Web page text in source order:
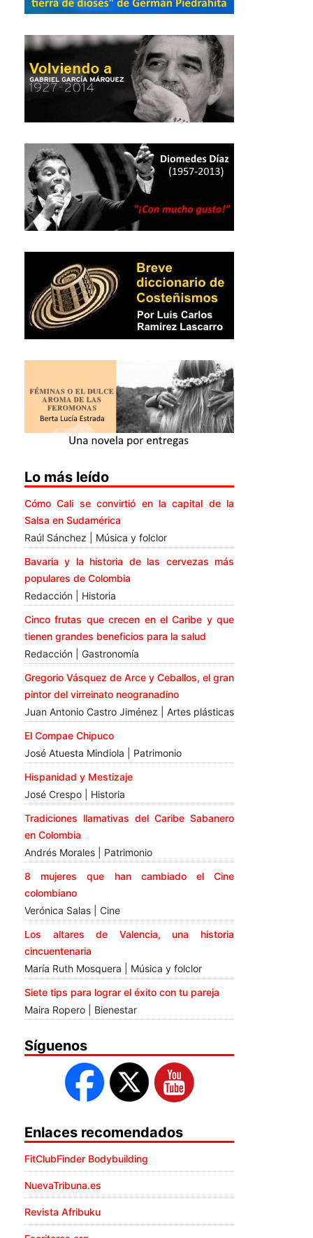
Lo más leído
Cómo Cali se convirtió en la capital de la
Salsa en Sudamérica
Raúl Sánchez | Música y folclor
Bavaria y la historia de las cervezas más
populares de Colombia
Redacción | Historia
Cinco frutas que crecen en el Caribe y que
tienen grandes beneficios para la salud
Redacción | Gastronomía
Gregorio Vásquez de Arce y Ceballos, el gran
pintor del virreinato neogranadino
Juan Antonio Castro Jiménez | Artes plásticas
El Compae Chipuco
José Atuesta Mindiola | Patrimonio
Hispanidad y Mestizaje
José Crespo | Historia
Tradiciones llamativas del Caribe Sabanero
en Colombia
Andrés Morales | Patrimonio
8 mujeres que han cambiado el Cine
colombiano
Verónica Salas | Cine
Los altares de Valencia, una historia
cincuentenaria
María Ruth Mosquera | Música y folclor
Siete tips para lograr el éxito con tu pareja
Maira Ropero | Bienestar
Síguenos
Enlaces recomendados
FitClubFinder Bodybuilding
NuevaTribuna.es
Revista Afribuku